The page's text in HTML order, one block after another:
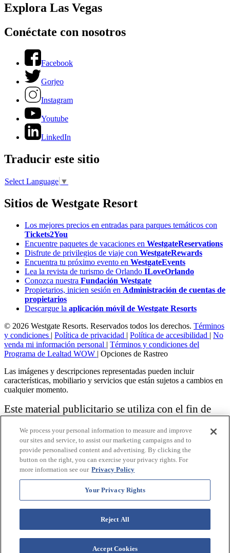
Explora Las Vegas
Conéctate con nosotros
Facebook
Gorjeo
Instagram
Youtube
LinkedIn
Traducir este sitio
Select Language ▼
Sitios de Westgate Resort
Los mejores precios en entradas para parques temáticos con
Tickets2You
Encuentre paquetes de vacaciones en WestgateReservations
Disfrute de privilegios de viaje con WestgateRewards
Encuentra tu próximo evento en WestgateEvents
Lea la revista de turismo de Orlando ILoveOrlando
Conozca nuestra Fundación Westgate
Propietarios, inicien sesión en Administración de cuentas de
propietarios
Descargue la aplicación móvil de Westgate Resorts
© 2026 Westgate Resorts. Reservados todos los derechos. Términos
y condiciones | Política de privacidad | Política de accesibilidad | No
venda mi información personal | Términos y condiciones del
Programa de Lealtad WOW | Opciones de Rastreo
Las imágenes y descripciones representadas pueden incluir
características, mobiliario y servicios que están sujetos a cambios en
cualquier momento.
Este material publicitario se utiliza con el fin de
vacacional.
Aviso: las funciones de accesibilidad enumeradas aquí no pretenden
ser una lista exhaustiva o completa de todas las funciones accesibles
de la instalación,
habitaciones y / o comodidades para este Resort específico. Para
obtener información sobre nuestra política de accesibilidad, revise
nuestraPolítica de accesibilidad.
We process your personal information to measure and improve
our sites and service, to assist our marketing campaigns and to
provide personalised content and advertising. By clicking the
button on the right, you can exercise your privacy rights. For
more information see our Privacy Policy
Your Privacy Rights
Reject All
Accept Cookies